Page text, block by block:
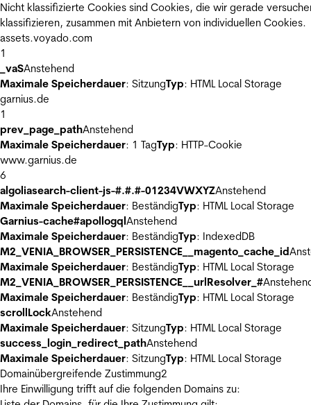
Nicht klassifizierte Cookies sind Cookies, die wir gerade
klassifizieren, zusammen mit Anbietern von individuellen Cookies.
assets.voyado.com
1
_vaSAnstehend
Maximale Speicherdauer: SitzungTyp: HTML Local Storage
garnius.de
1
prev_page_pathAnstehend
Maximale Speicherdauer: 1 TagTyp: HTTP-Cookie
www.garnius.de
6
algoliasearch-client-js-#.#.#-01234VWXYZAnstehend
Maximale Speicherdauer: BeständigTyp: HTML Local Storage
Garnius-cache#apollogqlAnstehend
Maximale Speicherdauer: BeständigTyp: IndexedDB
M2_VENIA_BROWSER_PERSISTENCE__magento_cache_id
Maximale Speicherdauer: BeständigTyp: HTML Local Storage
M2_VENIA_BROWSER_PERSISTENCE__urlResolver_#
Maximale Speicherdauer: BeständigTyp: HTML Local Storage
scrollLockAnstehend
Maximale Speicherdauer: SitzungTyp: HTML Local Storage
success_login_redirect_pathAnstehend
Maximale Speicherdauer: SitzungTyp: HTML Local Storage
Domainübergreifende Zustimmung2
Ihre Einwilligung trifft auf die folgenden Domains zu: